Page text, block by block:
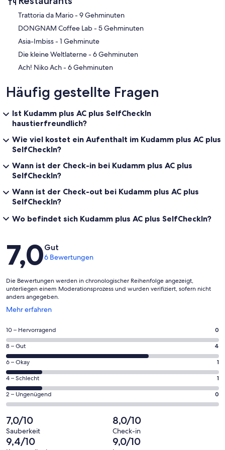
by credit card at check-in.
Interaction with Guests:
I'm always available if there are any questions! :)
‪Trattoria da Mario - ‬9 Gehminuten
‪DONGNAM Coffee Lab - ‬5 Gehminuten
‪Asia-Imbiss - ‬1 Gehminute
‪Die kleine Weltlaterne - ‬6 Gehminuten
‪Ach! Niko Ach - ‬6 Gehminuten
Häufig gestellte Fragen
Ist Kudamm plus AC plus SelfCheckIn
haustierfreundlich?
Wie viel kostet ein Aufenthalt im Kudamm plus AC plus
SelfCheckIn?
Wann ist der Check-in bei Kudamm plus AC plus
SelfCheckIn?
Wann ist der Check-out bei Kudamm plus AC plus
SelfCheckIn?
Wo befindet sich Kudamm plus AC plus SelfCheckIn?
Bewertungen
7,0Gut
6 Bewertungen
Die Bewertungen werden in chronologischer Reihenfolge angezeigt,
unterliegen einem Moderationsprozess und wurden verifiziert, sofern nicht
anders angegeben.
Mehr erfahren
Wird
einem
neuen
Fenster
geöffnet
0
von
insgesamt
6
Gästebewertungen
haben
eine
Bewertung
von
10
-
Hervorragend
10 – Hervorragend 0
4
von
insgesamt
6
Gästebewertungen
haben
Bewertung
von
8
8 – Gut 4
1
von
insgesamt
6
Gästebewertungen
haben
eine
Bewertung
von
6 – Okay 1
1
von
insgesamt
Gästebewertungen
haben
eine
4 – Schlecht 1
0
von
insgesamt
6
Gästebewertungen
haben
2 – Ungenügend 0
7,0/10
Sauberkeit
8,0/10
Check-in
9,4/10 9,0/10